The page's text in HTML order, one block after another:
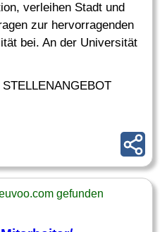
verleihen Stadt und
zur hervorragenden
bei. An der Universität
gefunden